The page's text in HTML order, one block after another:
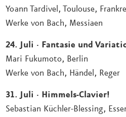
Yoann Tardivel, Toulouse,
Werke von Bach, Messiaen
24. Juli · Fantasie und
Mari Fukumoto, Berlin
Werke von Bach, Händel, Reger
31. Juli · Himmels-Clavier!
Sebastian Küchler-Blessing,